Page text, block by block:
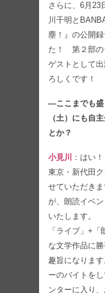
さらに、6月23
川千明と
塵！』の公開
た！ 第２部の
ゲストとして
ろしくです！
―ここまでも盛
（土）にも自
とか？
小見川
：はい
東京・新代田
せていただき
が、朗読イベ
いたします。
「ライブ」+
な文学作品に
趣旨になりま
ーのバイトを
ンターに入り